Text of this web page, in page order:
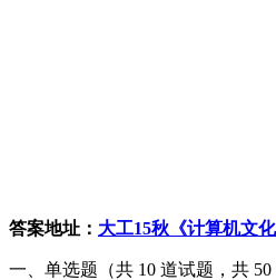
答案地址： 大工15秋《计算机文
一、单选题（共 10 道试题，共 50